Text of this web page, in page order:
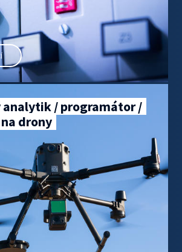
analytik / programátor /
drony